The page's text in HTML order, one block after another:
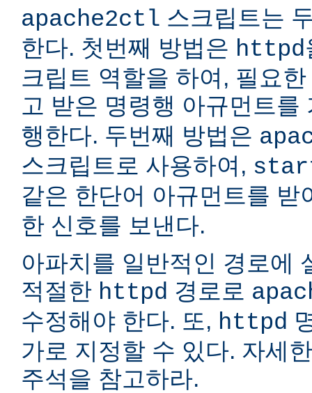
apache2ctl 스크립트는
한다. 첫번째 방법은 httpd
크립트 역할을 하여, 필요
고 받은 명령행 아규먼트
행한다. 두번째 방법은
스크립트로 사용하여,
같은 한단어 아규먼트를 받
한 신호를 보낸다.
아파치를 일반적인 경로에
적절한 httpd 경로로
수정해야 한다. 또, httpd
가로 지정할 수 있다. 자세
주석을 참고하라.